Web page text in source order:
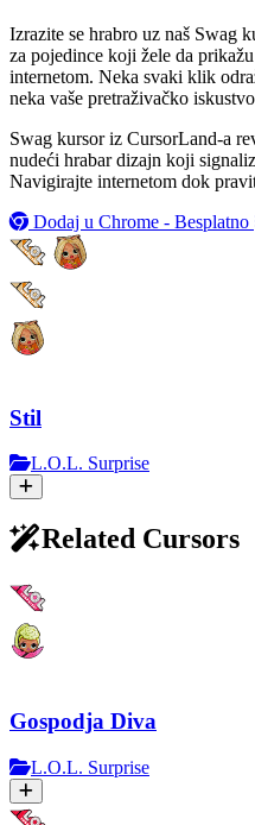
Izrazite se hrabro uz naš Swag
za pojedince koji žele da
internetom. Neka svaki klik
neka vaše pretraživačko
Swag kursor iz CursorLand-a
nudeći hrabar dizajn koji
Navigirajte internetom dok
Dodaj u Chrome - Besplatno
Stil
L.O.L. Surprise
Related Cursors
Gospodja Diva
L.O.L. Surprise